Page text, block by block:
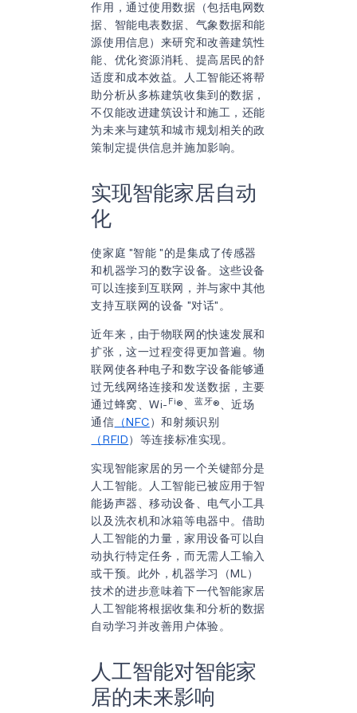
作用，通过使用数据（包括电网数
据、智能电表数据、气象数据和能
源使用信息）来研究和改善建筑性
能、优化资源消耗、提高居民的舒
适度和成本效益。人工智能还将帮
助分析从多栋建筑收集到的数据，
不仅能改进建筑设计和施工，还能
为未来与建筑和城市规划相关的政
策制定提供信息并施加影响。
实现智能家居自动
化
使家庭 "智能 "的是集成了传感器
和机器学习的数字设备。这些设备
可以连接到互联网，并与家中其他
支持互联网的设备 "对话"。
近年来，由于物联网的快速发展和
扩张，这一过程变得更加普遍。物
联网使各种电子和数字设备能够通
过无线网络连接和发送数据，主要
通过蜂窝、Wi- Fi®、蓝牙®、近场
通信 （NFC）和射频识别
（RFID）等连接标准实现。
实现智能家居的另一个关键部分是
人工智能。人工智能已被应用于智
能扬声器、移动设备、电气小工具
以及洗衣机和冰箱等电器中。借助
人工智能的力量，家用设备可以自
动执行特定任务，而无需人工输入
或干预。此外，机器学习（ML）
技术的进步意味着下一代智能家居
人工智能将根据收集和分析的数据
自动学习并改善用户体验。
人工智能对智能家
居的未来影响